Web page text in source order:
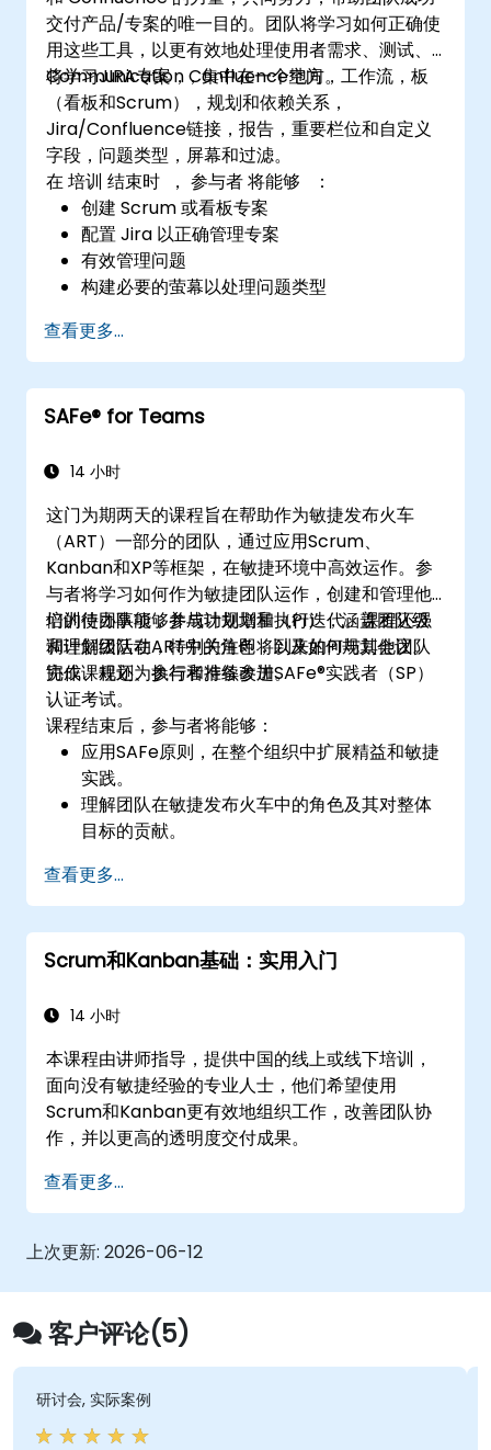
交付产品/专案的唯一目的。团队将学习如何正确使
用这些工具，以更有效地处理使用者需求、测试、
Communication，集中在一个地方。
将学习JIRA专案，Confluence空间，工作流，板
（看板和Scrum），规划和依赖关系，
Jira/Confluence链接，报告，重要栏位和自定义
字段，问题类型，屏幕和过滤。
在 培训 结束时 ， 参与者 将能够 ：
创建 Scrum 或看板专案
配置 Jira 以正确管理专案
有效管理问题
构建必要的萤幕以处理问题类型
执行基本和高级搜索和分析
生成和审查团队和管理层所需的报告
查看更多...
SAFe® for Teams
14 小时
这门为期两天的课程旨在帮助作为敏捷发布火车
（ART）一部分的团队，通过应用Scrum、
Kanban和XP等框架，在敏捷环境中高效运作。参
与者将学习如何作为敏捷团队运作，创建和管理他
们的待办事项，并成功规划和执行迭代。课程还强
调理解团队在ART中的角色，以及如何与其他团队
协作、规划、执行和持续改进。
培训使团队能够参与计划增量（PI），涵盖团队级
和计划级活动，特别关注即将到来的PI规划会议。
完成课程还为参与者准备参加SAFe®实践者（SP）
认证考试。
课程结束后，参与者将能够：
应用SAFe原则，在整个组织中扩展精益和敏捷
实践。
理解团队在敏捷发布火车中的角色及其对整体
目标的贡献。
互依赖性。
有效规划和执行迭代。
展示交付的价值并持续改进流程。
参与并贡献于计划增量规划。
作。
查看更多...
Scrum和Kanban基础：实用入门
14 小时
本课程由讲师指导，提供中国的线上或线下培训，
面向没有敏捷经验的专业人士，他们希望使用
Scrum和Kanban更有效地组织工作，改善团队协
作，并以更高的透明度交付成果。
查看更多...
上次更新: 2026-06-12
客户评论(5)
研讨会, 实际案例